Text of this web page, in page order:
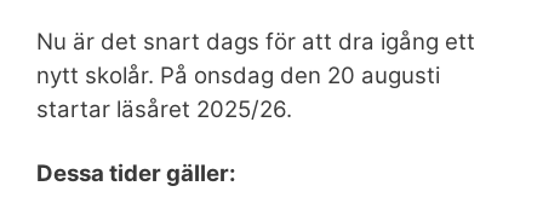
Nu är det snart dags för att dra igång ett
nytt skolår. På onsdag den 20 augusti
startar läsåret 2025/26.
Dessa tider gäller: